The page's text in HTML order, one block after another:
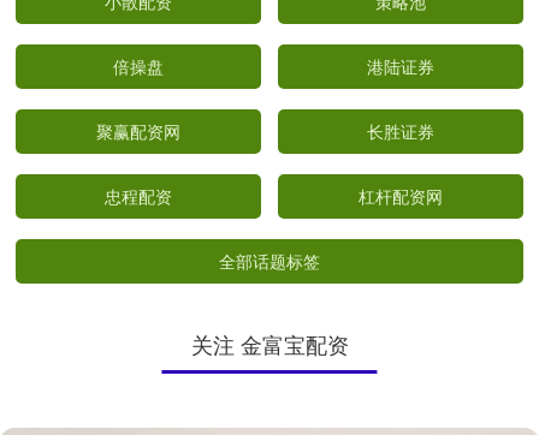
倍操盘 港陆证券
聚赢配资网 长胜证券
忠程配资 杠杆配资网
全部话题标签
关注 金富宝配资